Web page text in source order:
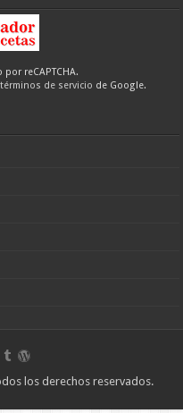
reCAPTCHA.
términos de servicio de Google.
los derechos reservados.